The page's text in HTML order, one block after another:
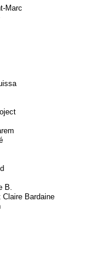
Marc
B.
Bardaine